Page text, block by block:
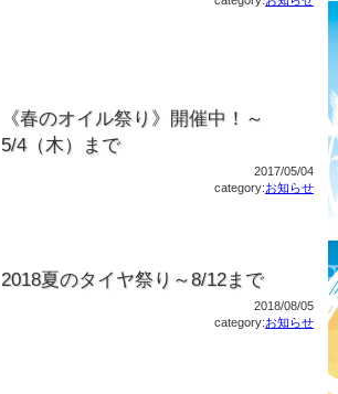
《春のオイル祭り》開催中！～
5/4（木）まで
2017/05/04
category:お知らせ
2018夏のタイヤ祭り～8/12まで
2018/08/05
category:お知らせ